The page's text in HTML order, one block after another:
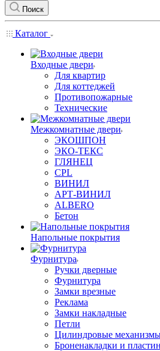
Поиск
Каталог
Входные двери
Для квартир
Для коттеджей
Противопожарные
Технические
Межкомнатные двери
ЭКОШПОН
ЭКО-ТЕКС
ГЛЯНЕЦ
CPL
ВИНИЛ
АРТ-ВИНИЛ
ALBERO
Бетон
Напольные покрытия
Фурнитура
Ручки дверные
Фурнитура
Замки врезные
Реклама
Замки накладные
Петли
Цилиндровые
Броненакладки и